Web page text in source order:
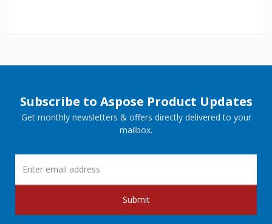
Subscribe to Aspose Product Updates
Get monthly newsletters & offers directly delivered to your
mailbox.
Submit